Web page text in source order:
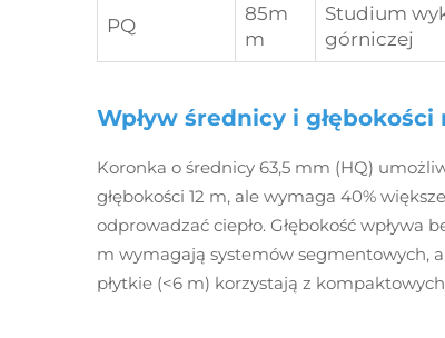
PQ
85m
m
Studium
górniczej
Wpływ średnicy i
Koronka o średnicy 63,5 mm (HQ)
głębokości 12 m, ale wymaga 40%
odprowadzać ciepło. Głębokość
m wymagają systemów segmentowych,
płytkie (<6 m) korzystają z